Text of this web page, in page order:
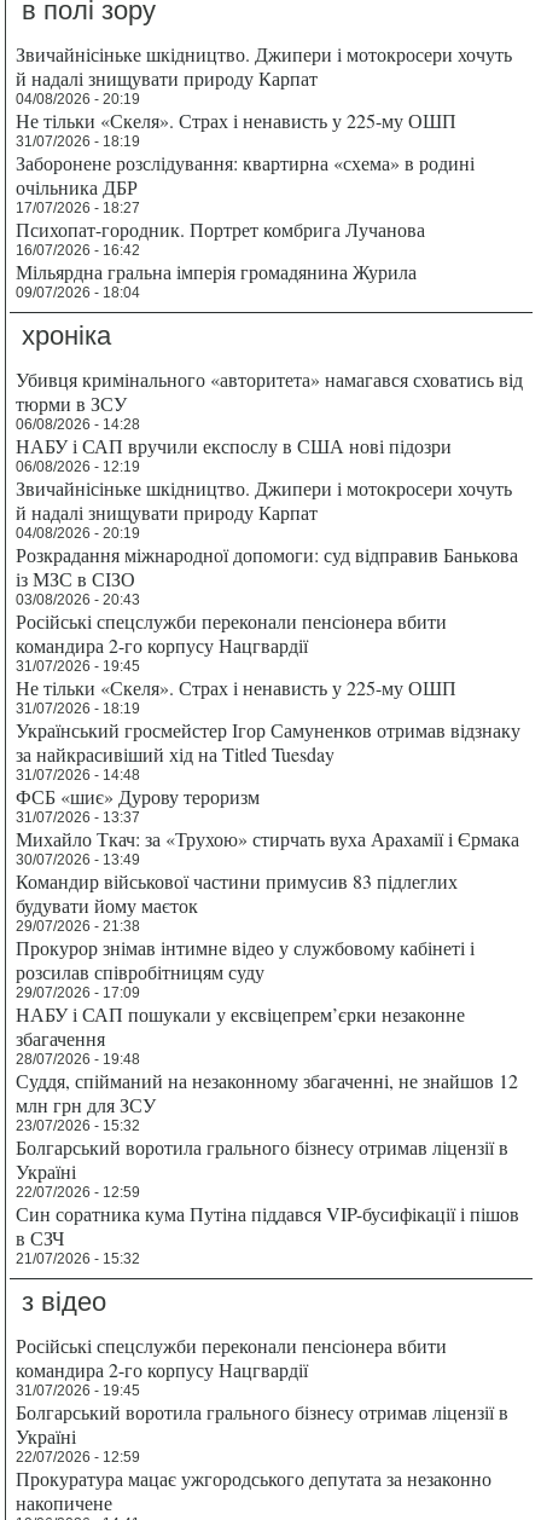
в полі зору
Звичайнісіньке шкідництво. Джипери і мотокросери хочуть
й надалі знищувати природу Карпат
04/08/2026 - 20:19
Не тільки «Скеля». Страх і ненависть у 225-му ОШП
31/07/2026 - 18:19
Заборонене розслідування: квартирна «схема» в родині
очільника ДБР
17/07/2026 - 18:27
Психопат-городник. Портрет комбрига Лучанова
16/07/2026 - 16:42
Мільярдна гральна імперія громадянина Журила
09/07/2026 - 18:04
хроніка
Убивця кримінального «авторитета» намагався сховатись від
тюрми в ЗСУ
06/08/2026 - 14:28
НАБУ і САП вручили експослу в США нові підозри
06/08/2026 - 12:19
Звичайнісіньке шкідництво. Джипери і мотокросери хочуть
й надалі знищувати природу Карпат
04/08/2026 - 20:19
Розкрадання міжнародної допомоги: суд відправив Банькова
із МЗС в СІЗО
03/08/2026 - 20:43
Російські спецслужби переконали пенсіонера вбити
командира 2-го корпусу Нацгвардії
31/07/2026 - 19:45
Не тільки «Скеля». Страх і ненависть у 225-му ОШП
31/07/2026 - 18:19
Український гросмейстер Ігор Самуненков отримав відзнаку
за найкрасивіший хід на Titled Tuesday
31/07/2026 - 14:48
ФСБ «шиє» Дурову тероризм
31/07/2026 - 13:37
Михайло Ткач: за «Трухою» стирчать вуха Арахамії і Єрмака
30/07/2026 - 13:49
Командир військової частини примусив 83 підлеглих
будувати йому маєток
29/07/2026 - 21:38
Прокурор знімав інтимне відео у службовому кабінеті і
розсилав співробітницям суду
29/07/2026 - 17:09
НАБУ і САП пошукали у ексвіцепрем’єрки незаконне
збагачення
28/07/2026 - 19:48
Суддя, спійманий на незаконному збагаченні, не знайшов 12
млн грн для ЗСУ
23/07/2026 - 15:32
Болгарський воротила грального бізнесу отримав ліцензії в
Україні
22/07/2026 - 12:59
Син соратника кума Путіна піддався VIP-бусифікації і пішов
в СЗЧ
21/07/2026 - 15:32
з відео
Російські спецслужби переконали пенсіонера вбити
командира 2-го корпусу Нацгвардії
31/07/2026 - 19:45
Болгарський воротила грального бізнесу отримав ліцензії в
Україні
22/07/2026 - 12:59
Прокуратура мацає ужгородського депутата за незаконно
накопичене